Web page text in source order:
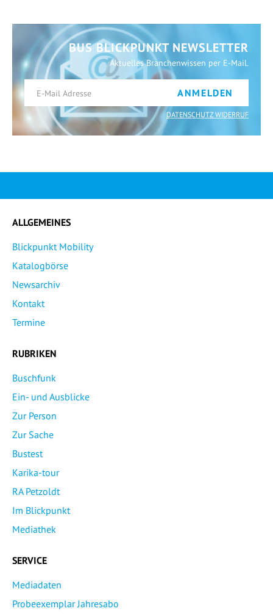
BUS BLICKPUNKT NEWSLETTER
Aktuelles Branchenwissen per E-Mail.
ANMELDEN
DATENSCHUTZ WIDERRUF
ALLGEMEINES
Blickpunkt Mobility
Katalogbörse
Newsarchiv
Kontakt
Termine
RUBRIKEN
Buschfunk
Ein- und Ausblicke
Zur Person
Zur Sache
Bustest
Karika-tour
RA Petzoldt
Im Blickpunkt
Mediathek
SERVICE
Mediadaten
Probeexemplar Jahresabo